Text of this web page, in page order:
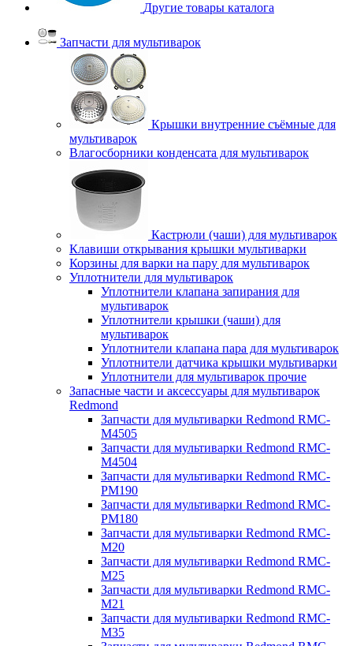
Другие товары каталога
Запчасти для мультиварок
Крышки внутренние съёмные для
мультиварок
Влагосборники конденсата для мультиварок
Кастрюли (чаши) для мультиварок
Клавиши открывания крышки мультиварки
Корзины для варки на пару для мультиварок
Уплотнители для мультиварок
Уплотнители клапана запирания для
мультиварок
Уплотнители крышки (чаши) для
мультиварок
Уплотнители клапана пара для мультиварок
Уплотнители датчика крышки мультиварки
Уплотнители для мультиварок прочие
Запасные части и аксессуары для мультиварок
Redmond
Запчасти для мультиварки Redmond RMC-
M4505
Запчасти для мультиварки Redmond RMC-
M4504
Запчасти для мультиварки Redmond RMC-
PM190
Запчасти для мультиварки Redmond RMC-
PM180
Запчасти для мультиварки Redmond RMC-
M20
Запчасти для мультиварки Redmond RMC-
M25
Запчасти для мультиварки Redmond RMC-
M21
Запчасти для мультиварки Redmond RMC-
M35